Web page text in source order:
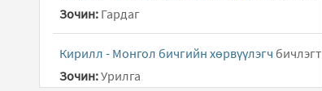
Зочин: Гардаг
Кирилл - Монгол бичгийн хөрвүүлэгч бичлэгт
Зочин:Урилга